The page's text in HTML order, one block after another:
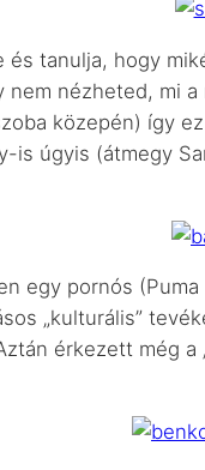
tanulja, hogy
nem nézheted, mi
közepén) így
úgyis (átmegy
egy pornós
„kulturális”
érkezett még